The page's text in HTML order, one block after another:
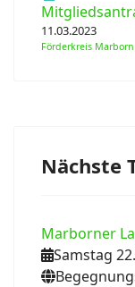
11.03.2023
Förderkreis Marborn
Nächste
Marborner
Samstag